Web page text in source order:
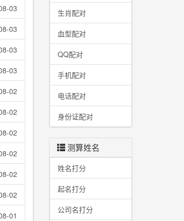
03
03
03
03
02
02
02
02
02
02
01
生肖配对
血型配对
QQ配对
手机配对
电话配对
身份证配对
测算姓名
姓名打分
起名打分
公司名打分